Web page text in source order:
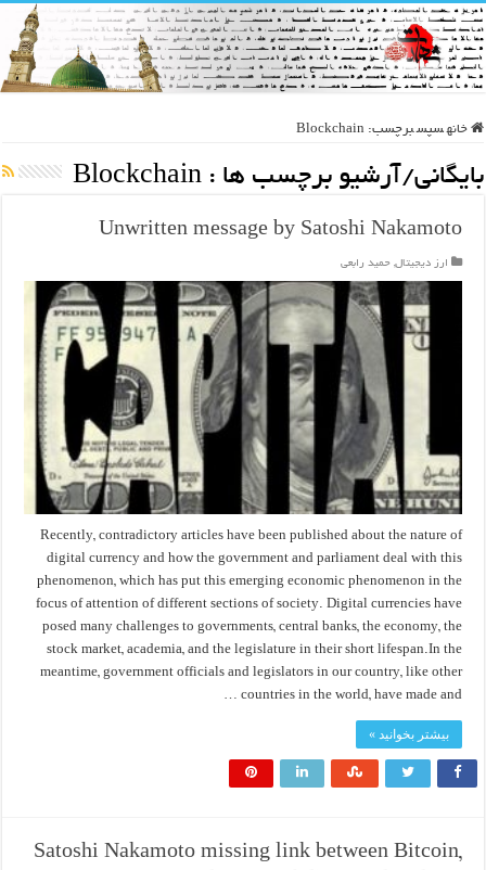
خانه سپس برچسب: Blockchain
بایگانی/آرشیو برچسب ها : Blockchain
Unwritten message by Satoshi Nakamoto
ارز دیجیتال, حمید رابعی
Recently, contradictory articles have been published about the nature of
digital currency and how the government and parliament deal with this
phenomenon, which has put this emerging economic phenomenon in the
focus of attention of different sections of society. Digital currencies have
posed many challenges to governments, central banks, the economy, the
stock market, academia, and the legislature in their short lifespan.In the
meantime, government officials and legislators in our country, like other
countries in the world, have made and …
بیشتر بخوانید »
Satoshi Nakamoto missing link between Bitcoin,